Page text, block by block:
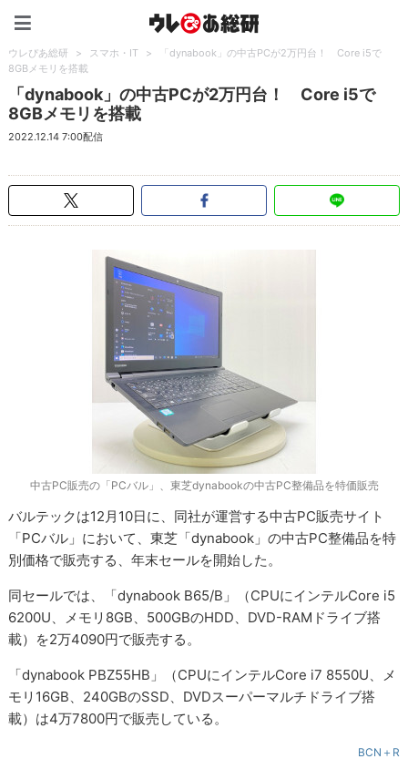
ウレぴあ総研 > スマホ・IT >
「dynabook」の中古PCが2万円台！ Core i5で
8GBメモリを搭載
「dynabook」の中古PCが2万円台！ Core i5で
8GBメモリを搭載
2022.12.14 7:00配信
中古PC販売の「PCバル」、東芝dynabookの中古PC整備品を特価販売
バルテックは12月10日に、同社が運営する中古PC販売サイト
「PCバル」において、東芝「dynabook」の中古PC整備品を特
別価格で販売する、年末セールを開始した。
同セールでは、「dynabook B65/B」（CPUにインテルCore i5
6200U、メモリ8GB、500GBのHDD、DVD-RAMドライブ搭
載）を2万4090円で販売する。
「dynabook PBZ55HB」（CPUにインテルCore i7 8550U、メ
モリ16GB、240GBのSSD、DVDスーパーマルチドライブ搭
載）は4万7800円で販売している。
BCN＋R